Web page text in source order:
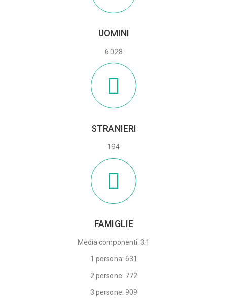
UOMINI
6.028
STRANIERI
194
FAMIGLIE
Media componenti: 3.1
1 persona: 631
2 persone: 772
3 persone: 909